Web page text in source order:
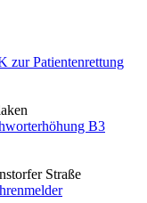
Patientenrettung
B3
Straße